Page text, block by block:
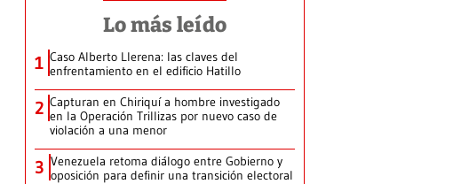
Lo más leído
1 Caso Alberto Llerena: las claves del
enfrentamiento en el edificio Hatillo
2 Capturan en Chiriquí a hombre investigado
en la Operación Trillizas por nuevo caso de
violación a una menor
3 Venezuela retoma diálogo entre Gobierno y
oposición para definir una transición electoral